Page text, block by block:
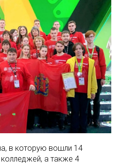
в которую вошли 14
колледжей, а также 4